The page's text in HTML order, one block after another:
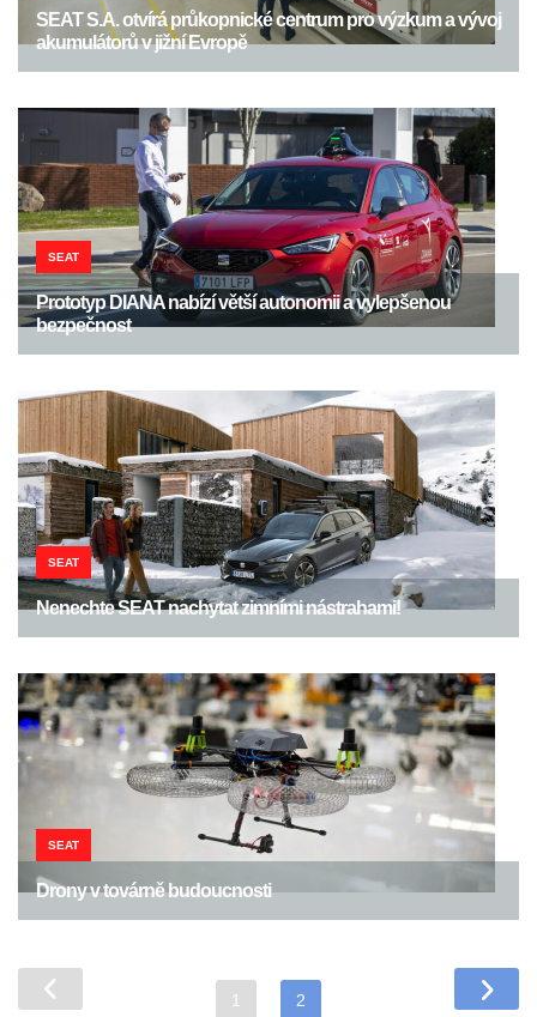
SEAT S.A. otvírá průkopnické centrum pro výzkum a vývoj
akumulátorů v jižní Evropě
SEAT
Prototyp DIANA nabízí větší autonomii a vylepšenou
bezpečnost
SEAT
Nenechte SEAT nachytat zimními nástrahami!
SEAT
Drony v továrně budoucnosti
1 2